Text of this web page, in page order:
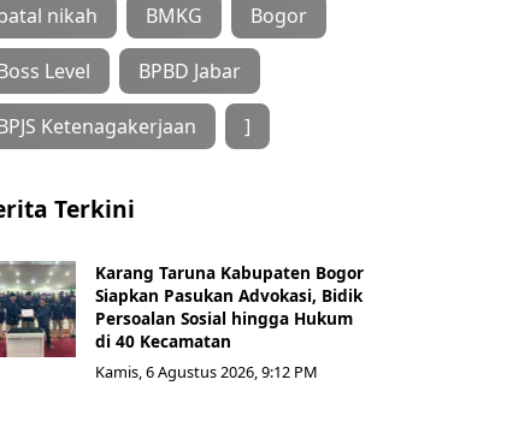
nikah BMKG Bogor
Level BPBD Jabar
Ketenagakerjaan ]
Terkini
Karang Taruna Kabupaten Bogor
Siapkan Pasukan Advokasi, Bidik
Persoalan Sosial hingga Hukum
di 40 Kecamatan
Kamis, 6 Agustus 2026, 9:12 PM